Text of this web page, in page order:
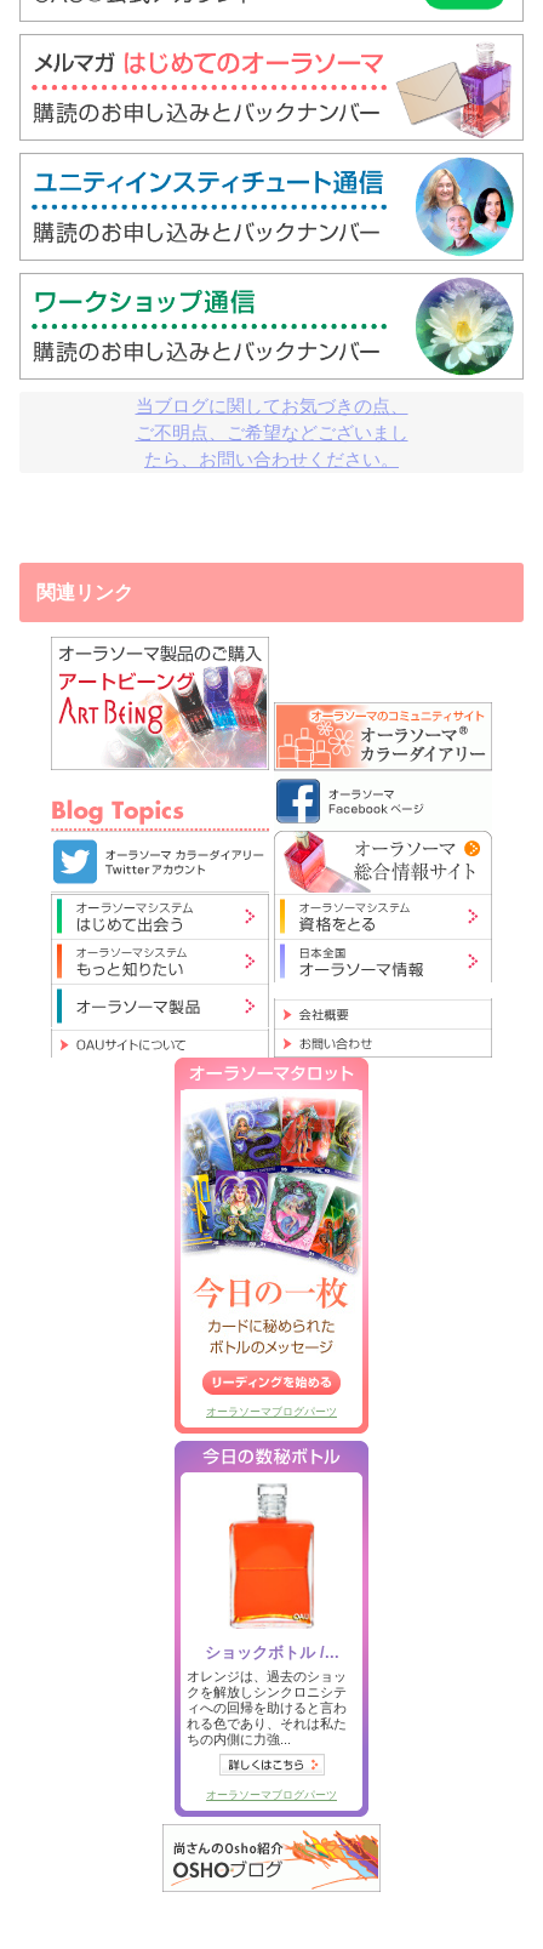
当ブログに関してお気づきの点、
ご不明点、ご希望などございまし
たら、お問い合わせください。
関連リンク